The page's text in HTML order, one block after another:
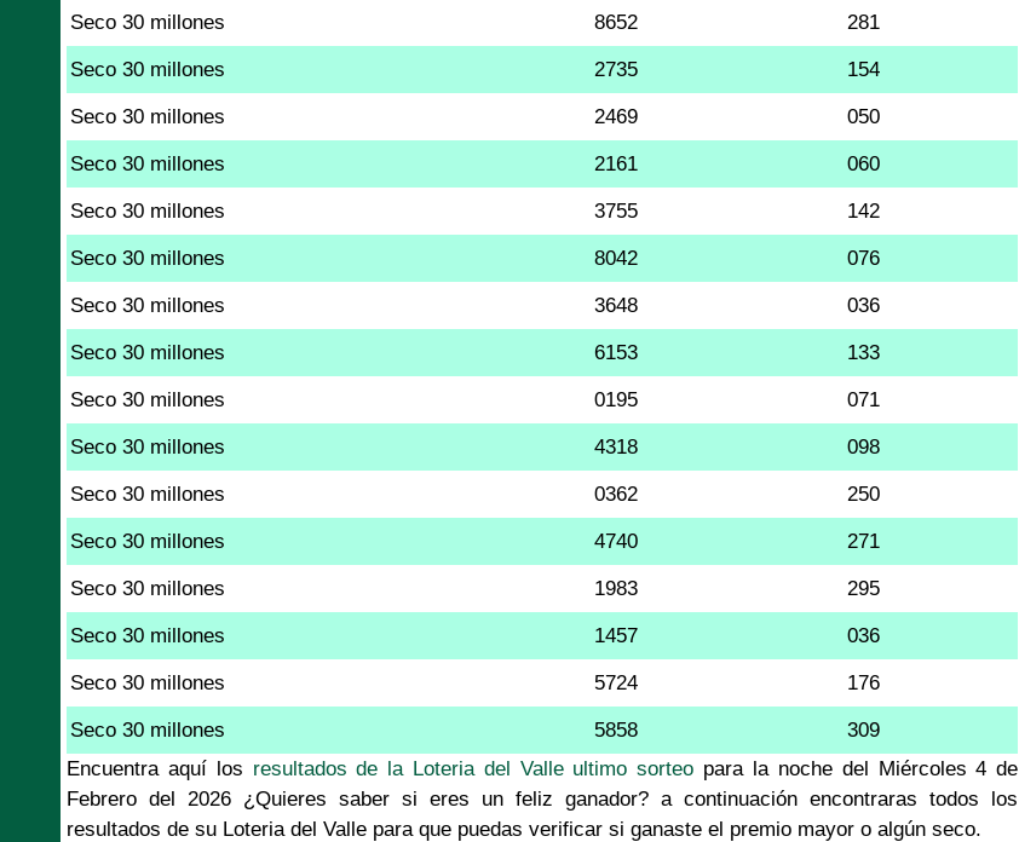
Seco 30 millones 8652 281
Seco 30 millones 2735 154
Seco 30 millones 2469 050
Seco 30 millones 2161 060
Seco 30 millones 3755 142
Seco 30 millones 8042 076
Seco 30 millones 3648 036
Seco 30 millones 6153 133
Seco 30 millones 0195 071
Seco 30 millones 4318 098
Seco 30 millones 0362 250
Seco 30 millones 4740 271
Seco 30 millones 1983 295
Seco 30 millones 1457 036
Seco 30 millones 5724 176
Seco 30 millones 5858
309
Encuentra aquí los resultados de la Loteria del Valle ultimo sorteo para la noche del Miércoles 4 de
Febrero del 2026 ¿Quieres saber si eres un feliz ganador? a continuación encontraras todos los
resultados de su Loteria del Valle para que puedas verificar si ganaste el premio mayor o algún seco.